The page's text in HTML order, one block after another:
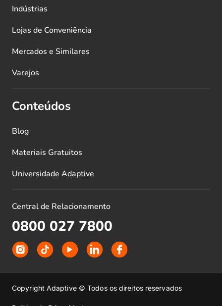
Indústrias
Lojas de Conveniência
Mercados e Similares
Varejos
Conteúdos
Blog
Materiais Gratuitos
Universidade Adaptive
Central de Relacionamento
0800 027 7800
Copyright Adaptive © Todos os direitos reservados